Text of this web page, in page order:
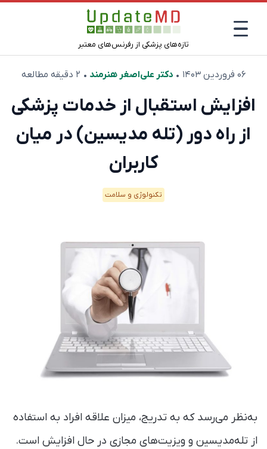
تازه‌های پزشکی از رفرنس‌های معتبر
۰۶ فروردین ۱۴۰۳ •دکتر علی‌اصغر هنرمند • ۲ دقیقه مطالعه
افزایش استقبال از خدمات پزشکی
از راه دور (تله مدیسین) در میان
کاربران
تکنولوژی و سلامت
به‌نظر می‌رسد که به تدریج، میزان علاقه افراد به استفاده
از تله‌مدیسین و ویزیت‌های مجازی در حال افزایش است.